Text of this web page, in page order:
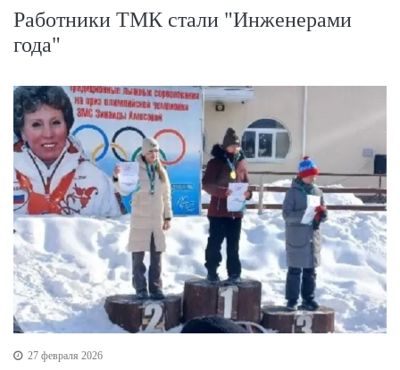
Работники ТМК стали "Инженерами
года"
27 февраля 2026